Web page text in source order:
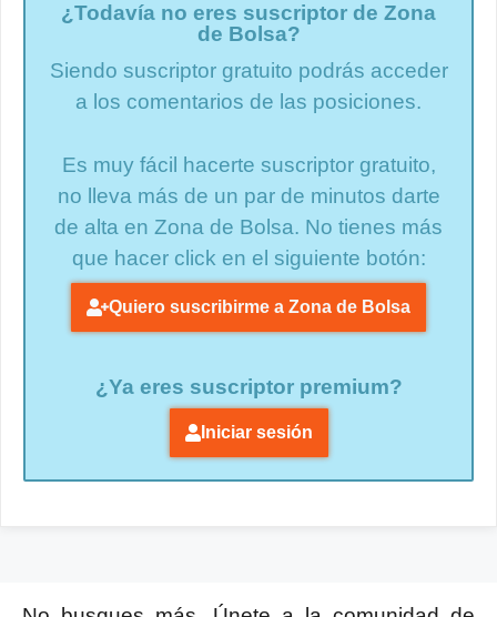
¿Todavía no eres suscriptor de Zona
de Bolsa?
Siendo suscriptor gratuito podrás acceder
a los comentarios de las posiciones.
Es muy fácil hacerte suscriptor gratuito,
no lleva más de un par de minutos darte
de alta en Zona de Bolsa. No tienes más
que hacer click en el siguiente botón:
Quiero suscribirme a Zona de Bolsa
¿Ya eres suscriptor premium?
Iniciar sesión